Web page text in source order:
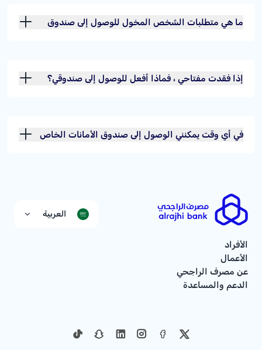
ما هي متطلبات الشخص المخول للوصول إلى صندوق
إذا فقدت مفتاحي ، فماذا أفعل للوصول إلى صندوقي؟
في أي وقت يمكنني الوصول إلى صندوق الأمانات الخاص
العربية
الأفراد
الأعمال
عن مصرف الراجحي
الدعم والمساعدة